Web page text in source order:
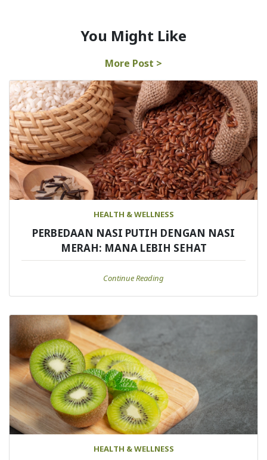
You Might Like
More Post >
HEALTH & WELLNESS
PERBEDAAN NASI PUTIH DENGAN NASI
MERAH: MANA LEBIH SEHAT
Continue Reading
HEALTH & WELLNESS